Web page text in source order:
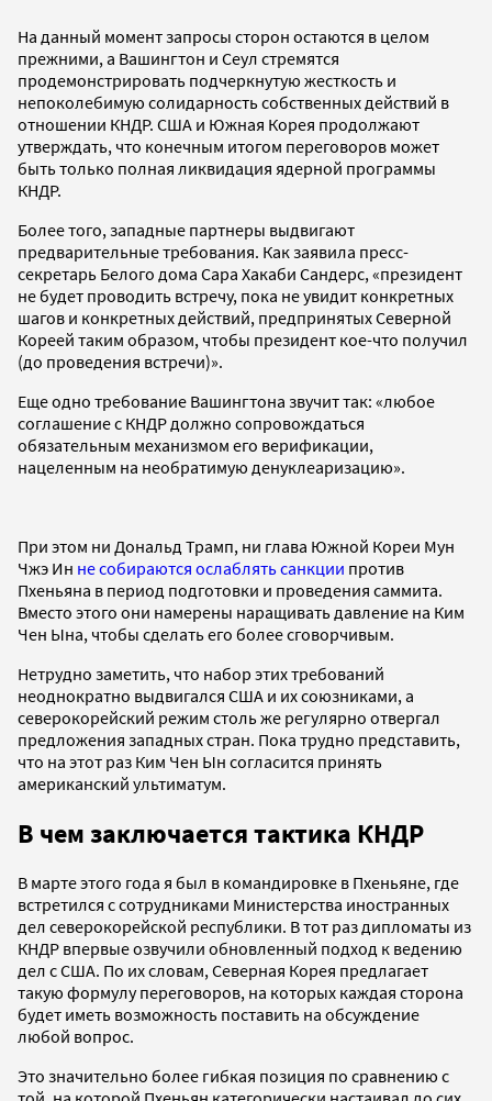
На данный момент запросы сторон остаются в целом
прежними, а Вашингтон и Сеул стремятся
продемонстрировать подчеркнутую жесткость и
непоколебимую солидарность собственных действий в
отношении КНДР. США и Южная Корея продолжают
утверждать, что конечным итогом переговоров может
быть только полная ликвидация ядерной программы
КНДР.
Более того, западные партнеры выдвигают
предварительные требования. Как заявила пресс-
секретарь Белого дома Сара Хакаби Сандерс, «президент
не будет проводить встречу, пока не увидит конкретных
шагов и конкретных действий, предпринятых Северной
Кореей таким образом, чтобы президент кое-что получил
(до проведения встречи)».
Еще одно требование Вашингтона звучит так: «любое
соглашение с КНДР должно сопровождаться
обязательным механизмом его верификации,
нацеленным на необратимую денуклеаризацию».
При этом ни Дональд Трамп, ни глава Южной Кореи Мун
Чжэ Ин не собираются ослаблять санкции против
Пхеньяна в период подготовки и проведения саммита.
Вместо этого они намерены наращивать давление на Ким
Чен Ына, чтобы сделать его более сговорчивым.
Нетрудно заметить, что набор этих требований
неоднократно выдвигался США и их союзниками, а
северокорейский режим столь же регулярно отвергал
предложения западных стран. Пока трудно представить,
что на этот раз Ким Чен Ын согласится принять
американский ультиматум.
В чем заключается тактика КНДР
В марте этого года я был в командировке в Пхеньяне, где
встретился с сотрудниками Министерства иностранных
дел северокорейской республики. В тот раз дипломаты из
КНДР впервые озвучили обновленный подход к ведению
дел с США. По их словам, Северная Корея предлагает
такую формулу переговоров, на которых каждая сторона
будет иметь возможность поставить на обсуждение
любой вопрос.
Это значительно более гибкая позиция по сравнению с